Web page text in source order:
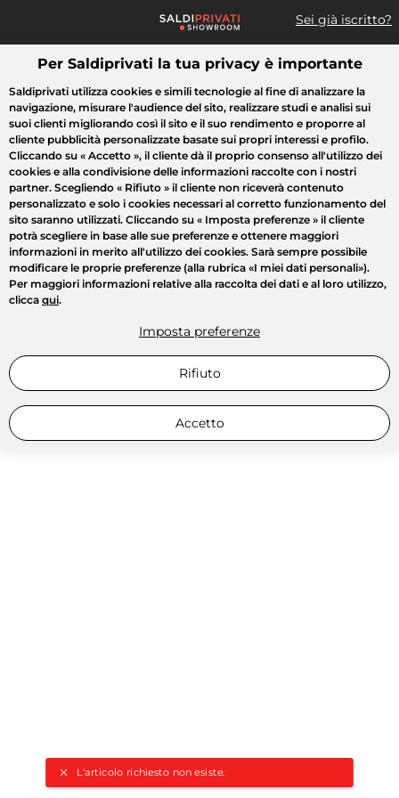
Sei già iscritto?
Cosa cerchi?
L'articolo richiesto non esiste.
Tutte le vendite Moda Casa Bellezza Elettrodomestici
Per Saldiprivati la tua privacy è importante
Saldiprivati utilizza cookies e simili tecnologie al fine di analizzare la
navigazione, misurare l'audience del sito, realizzare studi e analisi sui
suoi clienti migliorando così il sito e il suo rendimento e proporre al
cliente pubblicità personalizzate basate sui propri interessi e profilo.
Cliccando su « Accetto », il cliente dà il proprio consenso all'utilizzo dei
cookies e alla condivisione delle informazioni raccolte con i nostri
partner. Scegliendo « Rifiuto » il cliente non riceverà contenuto
personalizzato e solo i cookies necessari al corretto funzionamento del
sito saranno utilizzati. Cliccando su « Imposta preferenze » il cliente
potrà scegliere in base alle sue preferenze e ottenere maggiori
informazioni in merito all'utilizzo dei cookies. Sarà sempre possibile
modificare le proprie preferenze (alla rubrica «I miei dati personali»).
Per maggiori informazioni relative alla raccolta dei dati e al loro utilizzo,
clicca qui.
Imposta preferenze
Rifiuto
Accetto